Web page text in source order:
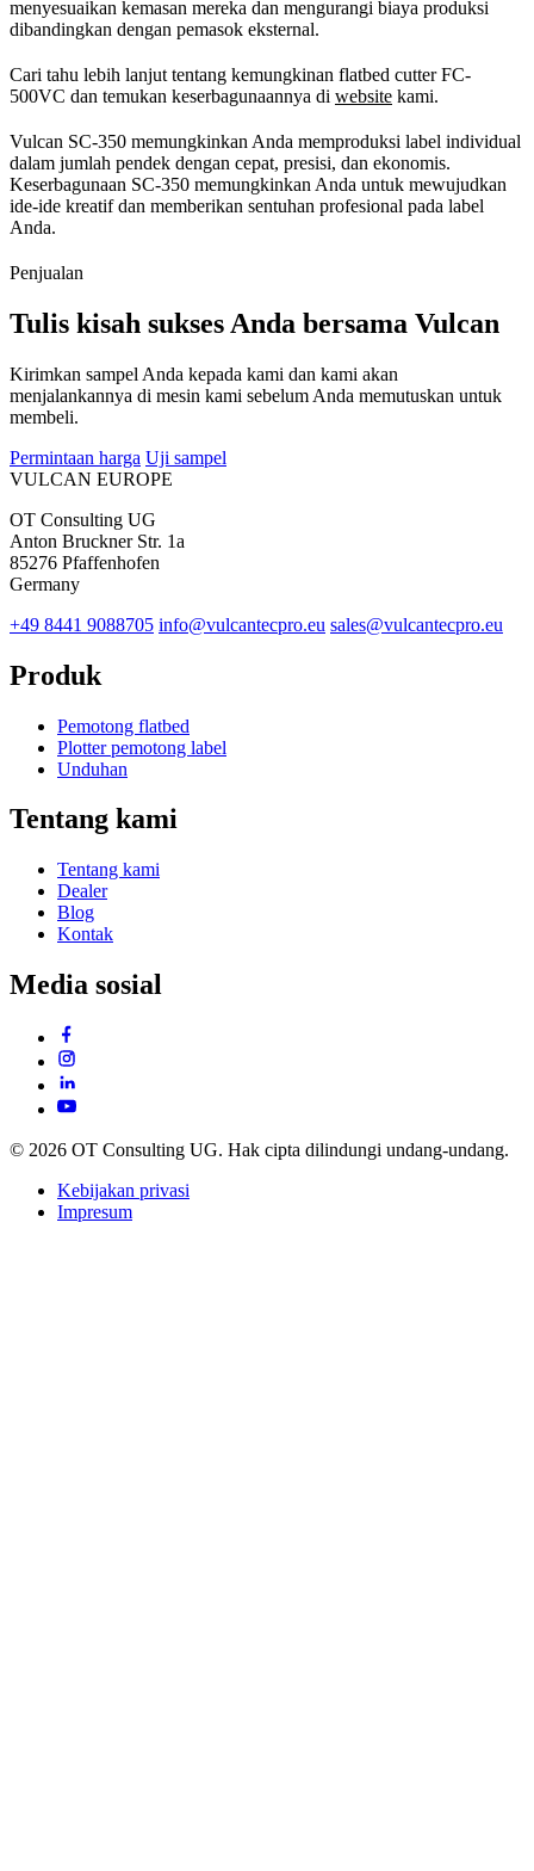
menyesuaikan kemasan mereka dan mengurangi biaya produksi
dibandingkan dengan pemasok eksternal.
Cari tahu lebih lanjut tentang kemungkinan flatbed cutter FC-
500VC dan temukan keserbagunaannya di website kami.
Vulcan SC-350 memungkinkan Anda memproduksi label individual
dalam jumlah pendek dengan cepat, presisi, dan ekonomis.
Keserbagunaan SC-350 memungkinkan Anda untuk mewujudkan
ide-ide kreatif dan memberikan sentuhan profesional pada label
Anda.
Penjualan
Tulis kisah sukses Anda bersama Vulcan
Kirimkan sampel Anda kepada kami dan kami akan
menjalankannya di mesin kami sebelum Anda memutuskan untuk
membeli.
Permintaan harga Uji sampel
VULCAN EUROPE
OT Consulting UG
Anton Bruckner Str. 1a
85276 Pfaffenhofen
Germany
+49 8441 9088705 info@vulcantecpro.eu sales@vulcantecpro.eu
Produk
Pemotong flatbed
Plotter pemotong label
Unduhan
Tentang kami
Tentang kami
Dealer
Blog
Kontak
Media sosial
© 2026 OT Consulting UG. Hak cipta dilindungi undang-undang.
Kebijakan privasi
Impresum